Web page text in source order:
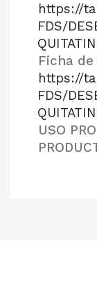
https://
FDS/
Ficha
https://
FDS/
USO